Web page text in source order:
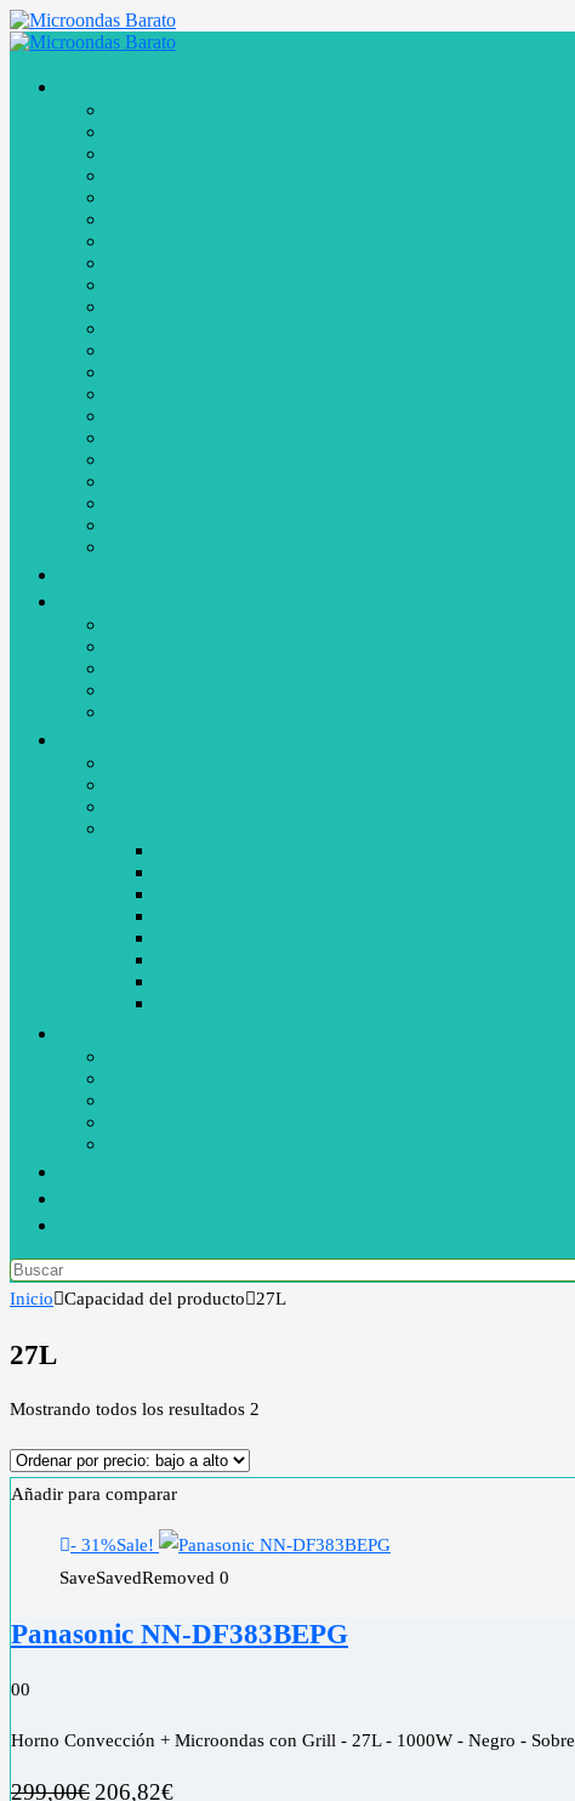
Inicio Capacidad del producto 27L
27L
Mostrando todos los resultados 2
Añadir para comparar
- 31%Sale!
SaveSavedRemoved 0
Panasonic NN-DF383BEPG
00
Horno Convección + Microondas con Grill - 27L - 1000W - Negro -
299,00€ 206,82€